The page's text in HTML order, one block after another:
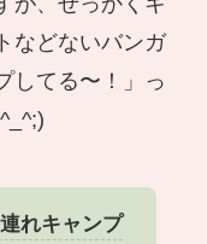
などないバンガ
してる〜！」っ
れキャンプ